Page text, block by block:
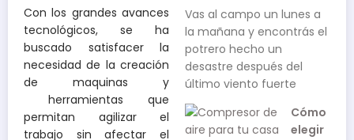
Vas al campo un lunes a
la mañana y encontrás el
potrero hecho un
desastre después del
último viento fuerte
Cómo
elegir
Con los grandes avances
tecnológicos, se ha
buscado satisfacer la
necesidad de la creación
de maquinas y
herramientas que
permitan agilizar el
trabajo sin afectar el